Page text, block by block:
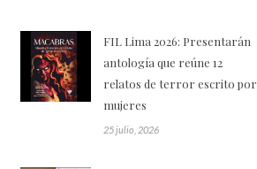
FIL Lima 2026: Presentarán
antología que reúne 12
relatos de terror escrito por
mujeres
25 julio, 2026